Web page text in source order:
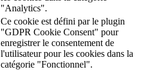
"Analytics".
Ce cookie est défini par le plugin
"GDPR Cookie Consent" pour
enregistrer le consentement de
l'utilisateur pour les cookies dans la
catégorie "Fonctionnel".